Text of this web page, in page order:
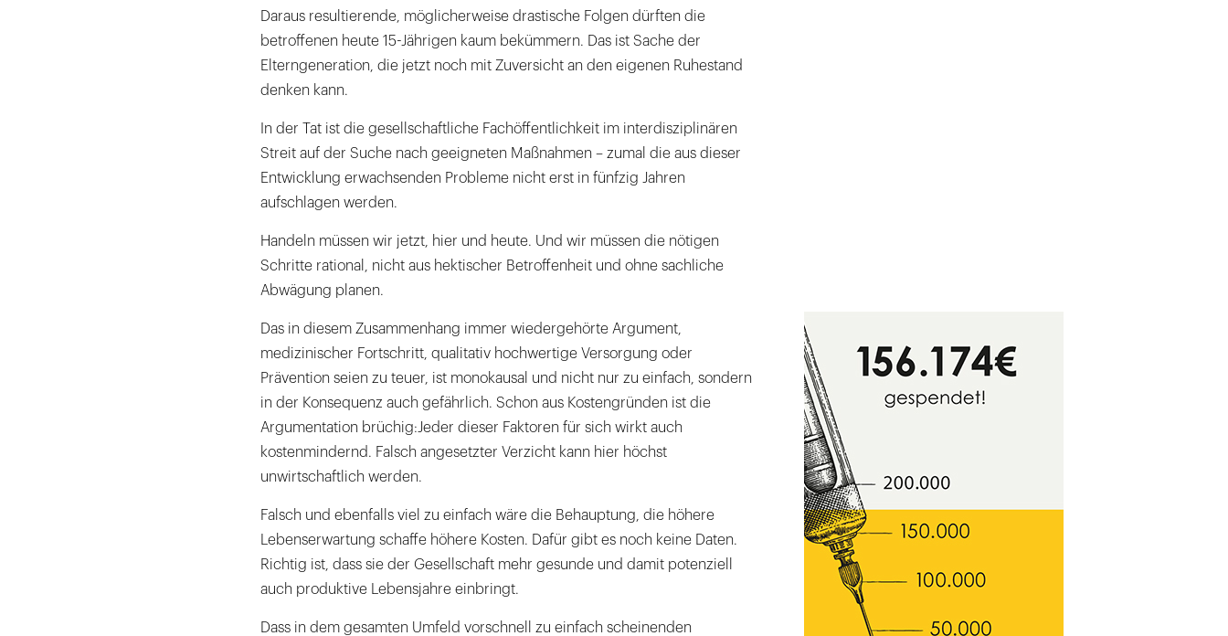
Daraus resultierende, möglicherweise drastische Folgen dürften die
betroffenen heute 15-Jährigen kaum bekümmern. Das ist Sache der
Elterngeneration, die jetzt noch mit Zuversicht an den eigenen Ruhestand
denken kann.
In der Tat ist die gesellschaftliche Fachöffentlichkeit im interdisziplinären
Streit auf der Suche nach geeigneten Maßnahmen – zumal die aus dieser
Entwicklung erwachsenden Probleme nicht erst in fünfzig Jahren
aufschlagen werden.
Handeln müssen wir jetzt, hier und heute. Und wir müssen die nötigen
Schritte rational, nicht aus hektischer Betroffenheit und ohne sachliche
Abwägung planen.
Das in diesem Zusammenhang immer wiedergehörte Argument,
medizinischer Fortschritt, qualitativ hochwertige Versorgung oder
Prävention seien zu teuer, ist monokausal und nicht nur zu einfach, sondern
in der Konsequenz auch gefährlich. Schon aus Kostengründen ist die
Argumentation brüchig:Jeder dieser Faktoren für sich wirkt auch
kostenmindernd. Falsch angesetzter Verzicht kann hier höchst
unwirtschaftlich werden.
Falsch und ebenfalls viel zu einfach wäre die Behauptung, die höhere
Lebenserwartung schaffe höhere Kosten. Dafür gibt es noch keine Daten.
Richtig ist, dass sie der Gesellschaft mehr gesunde und damit potenziell
auch produktive Lebensjahre einbringt.
Dass in dem gesamten Umfeld vorschnell zu einfach scheinenden